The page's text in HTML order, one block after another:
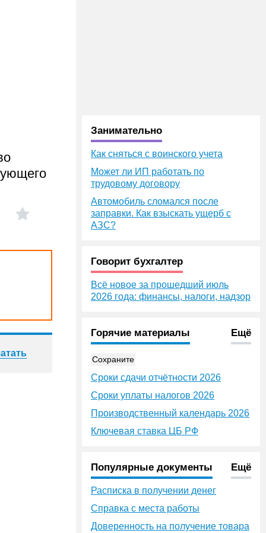
Занимательно
Как сняться с воинского учета
Может ли ИП работать по
трудовому договору
Автомобиль сломался после
заправки. Как взыскать ущерб с
АЗС?
Говорит бухгалтер
Всё новое за прошедший июль
2026 года: финансы, налоги, надзор
Горячие материалы Ещё
Сохраните
Сроки сдачи отчётности 2026
Сроки уплаты налогов 2026
Производственный календарь 2026
Ключевая ставка ЦБ РФ
Популярные документы Ещё
Расписка в получении денег
Справка с места работы
Доверенность на получение товара